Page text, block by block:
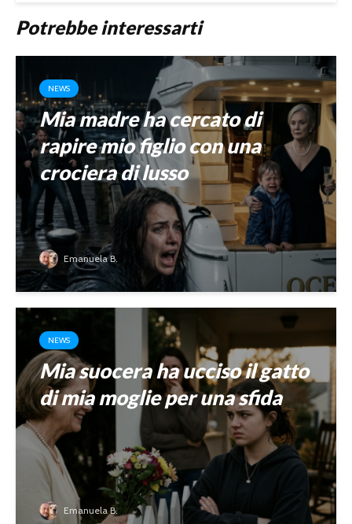
Potrebbe interessarti
NEWS
Mia madre ha cercato di
rapire mio figlio con una
crociera di lusso
Emanuela B.
NEWS
Mia suocera ha ucciso il gatto
di mia moglie per una sfida
Emanuela B.